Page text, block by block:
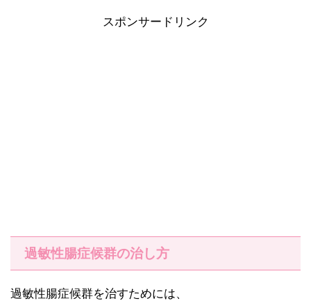
スポンサードリンク
過敏性腸症候群の治し方
過敏性腸症候群を治すためには、